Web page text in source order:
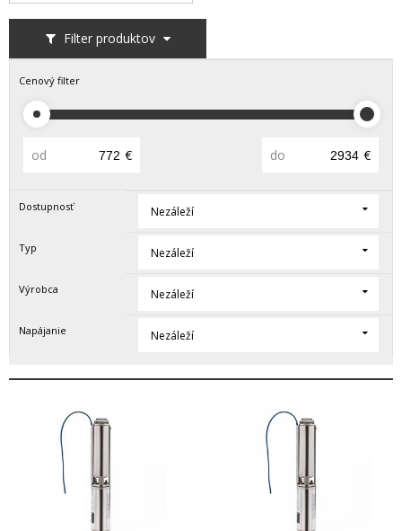
Filter produktov
Cenový filter
od € do €
Dostupnosť Nezáleží
Typ Nezáleží
Výrobca Nezáleží
Napájanie Nezáleží